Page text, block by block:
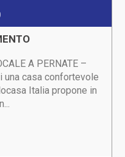
A PERNATE –
una casa confortevole
Italia propone in